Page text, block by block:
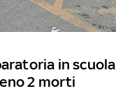
in
2 morti